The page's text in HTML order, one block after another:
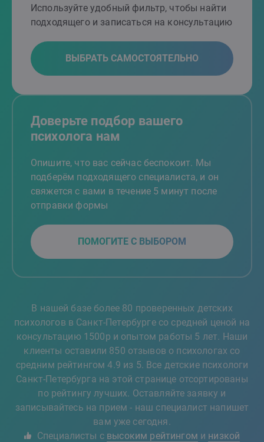
Используйте удобный фильтр, чтобы найти
подходящего и записаться на консультацию
ВЫБРАТЬ САМОСТОЯТЕЛЬНО
Доверьте подбор вашего
психолога нам
Опишите, что вас сейчас беспокоит. Мы
подберём подходящего специалиста, и он
свяжется с вами в течение 5 минут после
отправки формы
ПОМОГИТЕ С ВЫБОРОМ
В нашей базе более 80 проверенных детских
психологов в Санкт-Петербурге со средней ценой на
консультацию 1500р и опытом работы 5 лет. Наши
клиенты оставили 850 отзывов о психологах со
средним рейтингом 4.9 из 5. Все детские психологи
Санкт-Петербурга на этой странице отсортированы
по рейтингу лучших. Оставляйте заявку и
записывайтесь на прием - наш специалист напишет
вам уже сегодня.
Специалисты с высоким рейтингом и низкой